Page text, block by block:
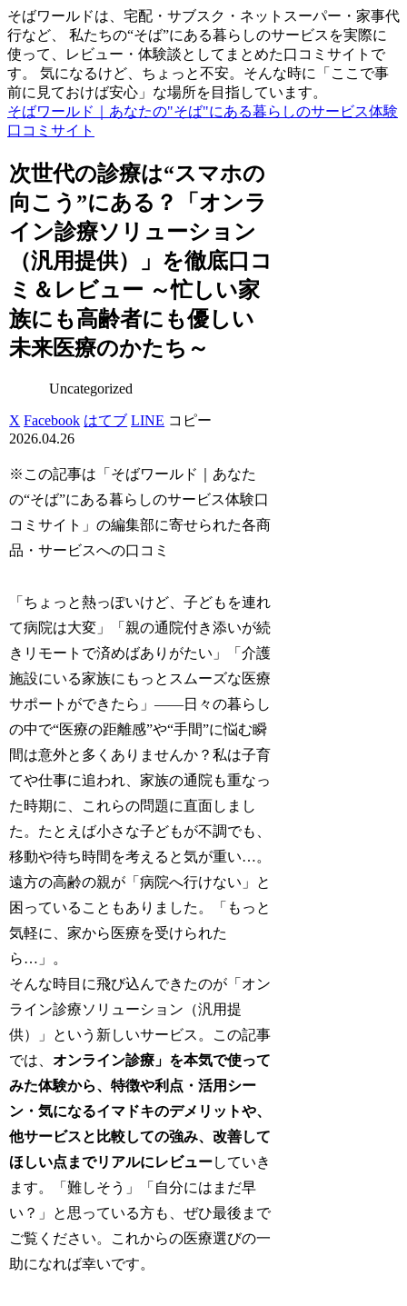
そばワールドは、宅配・サブスク・ネットスーパー・家事代
行など、 私たちの“そば”にある暮らしのサービスを実際に
使って、レビュー・体験談としてまとめた口コミサイトで
す。 気になるけど、ちょっと不安。そんな時に「ここで事
前に見ておけば安心」な場所を目指しています。
そばワールド｜あなたの"そば"にある暮らしのサービス体験
口コミサイト
次世代の診療は“スマホの
向こう”にある？「オンラ
イン診療ソリューション
（汎用提供）」を徹底口コ
ミ＆レビュー ～忙しい家
族にも高齢者にも優しい
未来医療のかたち～
Uncategorized
X Facebook はてブ LINE コピー
2026.04.26
※この記事は「そばワールド｜あなた
の“そば”にある暮らしのサービス体験口
コミサイト」の編集部に寄せられた各商
品・サービスへの口コミ
「ちょっと熱っぽいけど、子どもを連れ
て病院は大変」「親の通院付き添いが続
きリモートで済めばありがたい」「介護
施設にいる家族にもっとスムーズな医療
サポートができたら」――日々の暮らし
の中で“医療の距離感”や“手間”に悩む瞬
間は意外と多くありませんか？私は子育
てや仕事に追われ、家族の通院も重なっ
た時期に、これらの問題に直面しまし
た。たとえば小さな子どもが不調でも、
移動や待ち時間を考えると気が重い…。
遠方の高齢の親が「病院へ行けない」と
困っていることもありました。「もっと
気軽に、家から医療を受けられた
ら…」。
そんな時目に飛び込んできたのが「オン
ライン診療ソリューション（汎用提
供）」という新しいサービス。この記事
では、オンライン診療」を本気で使って
みた体験から、特徴や利点・活用シー
ン・気になるイマドキのデメリットや、
他サービスと比較しての強み、改善して
ほしい点までリアルにレビューしていき
ます。「難しそう」「自分にはまだ早
い？」と思っている方も、ぜひ最後まで
ご覧ください。これからの医療選びの一
助になれば幸いです。